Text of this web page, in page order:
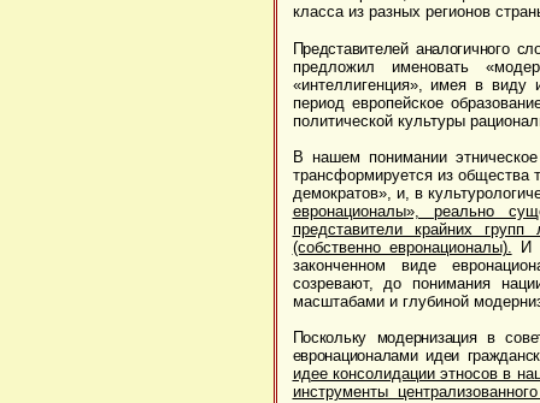
класса из разных регионов
Представителей аналогичного
предложил именовать
«интеллигенция», имея в виду
период европейское
политической культуры
В нашем понимании
трансформируется из общества
демократов», и, в
евронационалы», реально
представители крайних
(собственно евронационалы).
И
законченном виде
созревают, до понимания
масштабами и глубиной
Поскольку модернизация в
евронационалами идеи
идее консолидации этносов в
инструменты